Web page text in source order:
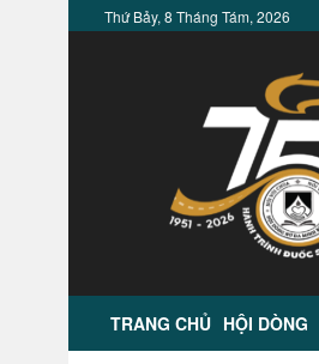
Thứ Bảy, 8 Tháng Tám, 2026
TRANG CHỦ HỘI DÒNG